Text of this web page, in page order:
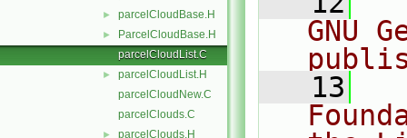
► parcelCloudBase.H
►
ParcelCloudBase.H
parcelCloudList.C
►
parcelCloudList.H
parcelCloudNew.C
parcelClouds.C
► parcelClouds.H
GNU
   13